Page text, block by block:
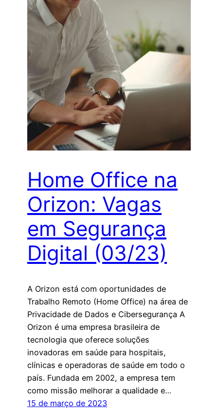
Home Office na
Orizon: Vagas
em Segurança
Digital (03/23)
A Orizon está com oportunidades de
Trabalho Remoto (Home Office) na área de
Privacidade de Dados e Cibersegurança A
Orizon é uma empresa brasileira de
tecnologia que oferece soluções
inovadoras em saúde para hospitais,
clínicas e operadoras de saúde em todo o
país. Fundada em 2002, a empresa tem
como missão melhorar a qualidade e…
15 de março de 2023